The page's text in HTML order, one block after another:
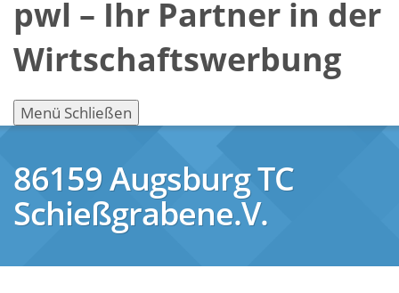
pwl – Ihr Partner in der
Wirtschaftswerbung
Menü Schließen
86159 Augsburg TC
Schießgrabene.V.